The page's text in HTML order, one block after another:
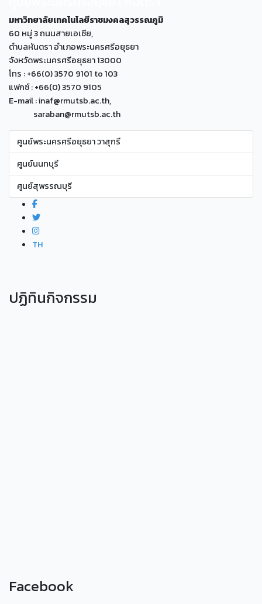
มหาวิทยาลัยเทคโนโลยีราชมงคลสุวรรณภูมิ
60 หมู่ 3 ถนนสายเอเซีย,
ตำบลหันตรา อำเภอพระนครศรีอยุธยา
จังหวัดพระนครศรีอยุธยา 13000
โทร : +66(0) 3570 9101 to 103
แฟกซ์ : +66(0) 3570 9105
E-mail : inaf@rmutsb.ac.th,
saraban@rmutsb.ac.th
ศูนย์พระนครศรีอยุธยา วาสุกรี
ศูนย์นนทบุรี
ศูนย์สุพรรณบุรี
TH
ปฏิทินกิจกรรม
Facebook